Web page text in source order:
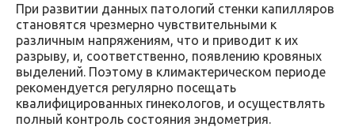
При развитии данных патологий стенки капилляров
становятся чрезмерно чувствительными к
различным напряжениям, что и приводит к их
разрыву, и, соответственно, появлению кровяных
выделений. Поэтому в климактерическом периоде
рекомендуется регулярно посещать
квалифицированных гинекологов, и осуществлять
полный контроль состояния эндометрия.